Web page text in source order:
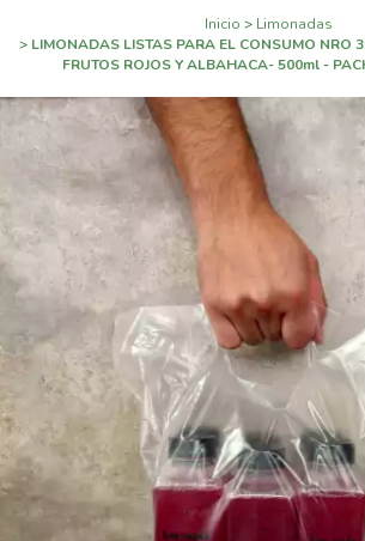
Inicio > Limonadas
> LIMONADAS LISTAS PARA EL CONSUMO NRO
FRUTOS ROJOS Y ALBAHACA- 500ml -